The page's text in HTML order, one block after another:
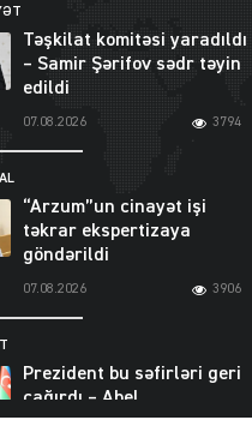
Təşkilat komitəsi yaradıldı
– Samir Şərifov sədr təyin
edildi
07.08.2026 3794
“Arzum”un cinayət işi
təkrar ekspertizaya
göndərildi
07.08.2026 3906
Prezident bu səfirləri geri
çağırdı – Abel